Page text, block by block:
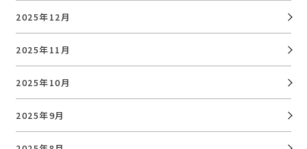
2025年12月
2025年11月
2025年10月
2025年9月